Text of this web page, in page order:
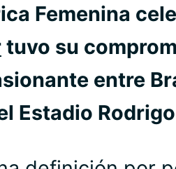
Femenina
tuvo su
entre
Estadio